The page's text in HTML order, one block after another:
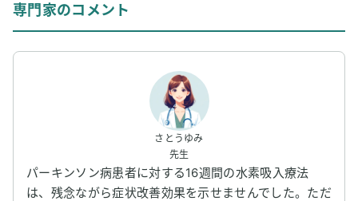
専門家のコメント
さとうゆみ
先生
パーキンソン病患者に対する16週間の水素吸入療法
は、残念ながら症状改善効果を示せませんでした。ただ